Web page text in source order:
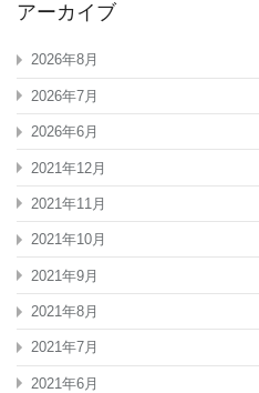
アーカイブ
2026年8月
2026年7月
2026年6月
2021年12月
2021年11月
2021年10月
2021年9月
2021年8月
2021年7月
2021年6月